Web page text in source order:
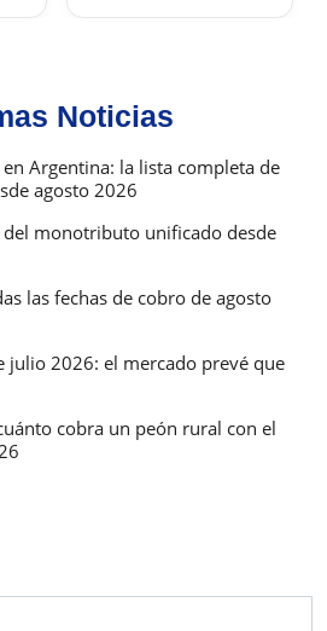
Noticias
Argentina: la lista completa de
agosto 2026
del monotributo unificado desde
las fechas de cobro de agosto
julio 2026: el mercado prevé que
cobra un peón rural con el